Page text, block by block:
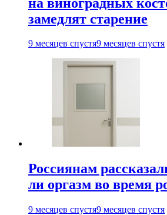
замедлят старение
9 месяцев спустя9 месяцев спустя
Россиянам
ли оргазм во время
9 месяцев спустя9 месяцев спустя